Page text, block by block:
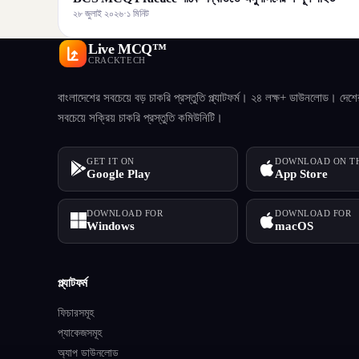
২৮ জুলাই ২০২৬·১ মিনিট
Live MCQ™
CRACKTECH
বাংলাদেশের সবচেয়ে বড় চাকরি প্রস্তুতি প্ল্যাটফর্ম। ২৪ লক্ষ+ ডাউনলোড।
সবচেয়ে সক্রিয় চাকরি প্রস্তুতি কমিউনিটি।
GET IT ON
Google Play
DOWNLOAD ON
App Store
DOWNLOAD FOR
Windows
DOWNLOAD FOR
macOS
প্ল্যাটফর্ম
ফিচারসমূহ
প্যাকেজসমূহ
অ্যাপ ডাউনলোড